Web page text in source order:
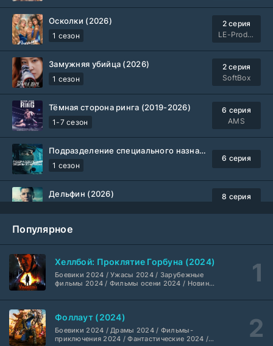
Осколки (2026)
1 сезон
2 серия
LE-Production
Замужняя убийца (2026)
1 сезон
2 серия
SoftBox
Тёмная сторона ринга (2019-2026)
1-7 сезон
6 серия
AMS
Подразделение специального назначения (2026)
1 сезон
6 серия
Дельфин (2026)
8 серия
Шугар (2026)
Укрытие (2026)
1-3 сезон
5 серия
HDrezka Studio
Популярное
Хеллбой: Проклятие Горбуна (2024)
Боевики 2024 / Ужасы 2024 / Зарубежные
фильмы 2024 / Фильмы осени 2024 / Новинки
2024 / Американские фильмы / Фильмы
высоким рейтингом / Интересные фильмы /
Крутые фильмы / Популярные фильмы
Фоллаут (2024)
Боевики 2024 / Драмы 2024 / Фильмы-
приключения 2024 / Фантастические 2024 /